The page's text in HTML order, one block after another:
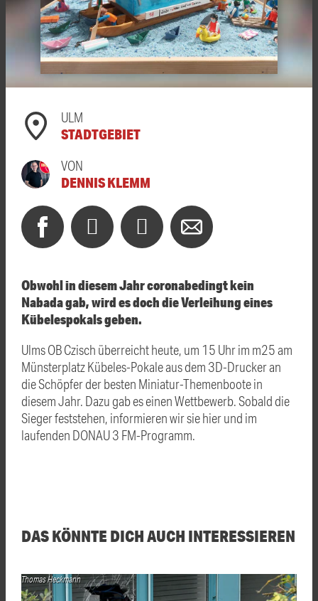
ULM
STADTGEBIET
VON
DENNIS KLEMM
Obwohl in diesem Jahr coronabedingt kein
Nabada gab, wird es doch die Verleihung eines
Kübelespokals geben.
Ulms OB Czisch überreicht heute, um 15 Uhr im m25 am
Münsterplatz Kübeles-Pokale aus dem 3D-Drucker an
die Schöpfer der besten Miniatur-Themenboote in
diesem Jahr. Dazu gab es einen Wettbewerb. Sobald die
Sieger feststehen, informieren wir sie hier und im
laufenden DONAU 3 FM-Programm.
DAS KÖNNTE DICH AUCH INTERESSIEREN
Thomas Heckmann